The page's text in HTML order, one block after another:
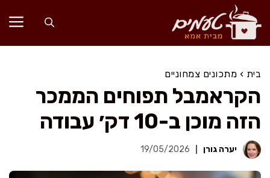
לדלג
לתוכן
בית › מתכונים צמחוניים
הקראמבל תפוחים הממכר
הזה מוכן ב-10 דק׳ עבודה
יערה גורן 19/05/2026